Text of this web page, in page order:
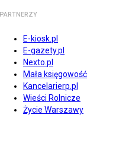
PARTNERZY
E-kiosk.pl
E-gazety.pl
Nexto.pl
Mała księgowość
Kancelarierp.pl
Wieści Rolnicze
Życie Warszawy